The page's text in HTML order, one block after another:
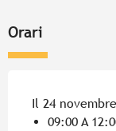
Orari
Il 24
09:00 A